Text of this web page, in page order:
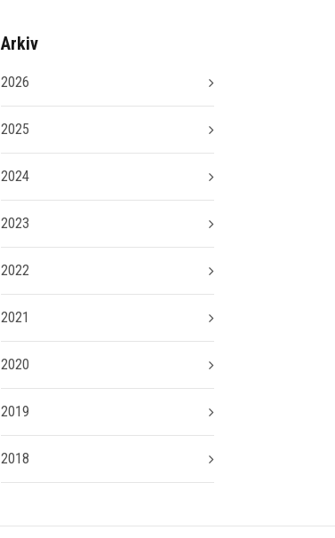
Arkiv
2026
2025
2024
2023
2022
2021
2020
2019
2018